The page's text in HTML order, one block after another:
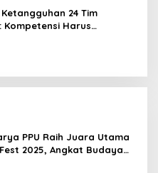
Ketangguhan 24 Tim
Kompetensi Harus
PPU Raih Juara Utama
2025, Angkat Budaya